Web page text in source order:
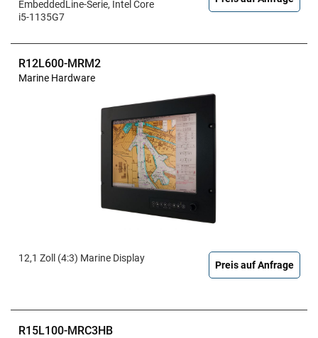
EmbeddedLine-Serie, Intel Core
i5-1135G7
R12L600-MRM2
Marine Hardware
12,1 Zoll (4:3) Marine Display
Preis auf Anfrage
R15L100-MRC3HB